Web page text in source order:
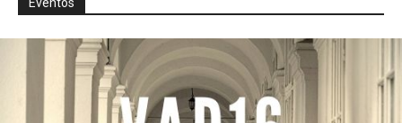
Eventos